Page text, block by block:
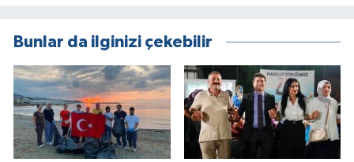
Bunlar da ilginizi çekebilir